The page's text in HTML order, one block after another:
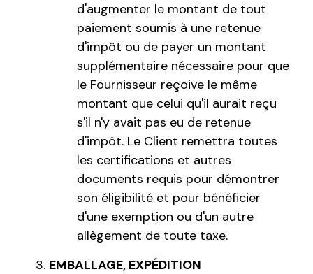
d'augmenter le montant de tout
paiement soumis à une retenue
d'impôt ou de payer un montant
supplémentaire nécessaire pour que
le Fournisseur reçoive le même
montant que celui qu'il aurait reçu
s'il n'y avait pas eu de retenue
d'impôt. Le Client remettra toutes
les certifications et autres
documents requis pour démontrer
son éligibilité et pour bénéficier
d'une exemption ou d'un autre
allègement de toute taxe.
EMBALLAGE, EXPÉDITION